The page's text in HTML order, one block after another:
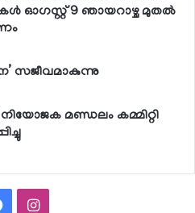
ഓഗസ്റ്റ് 9 ഞായറാഴ്ച മുതല്‍
സജീവമാകുന്നു
മണ്ഡലം കമ്മിറ്റി
FacebookInstagram